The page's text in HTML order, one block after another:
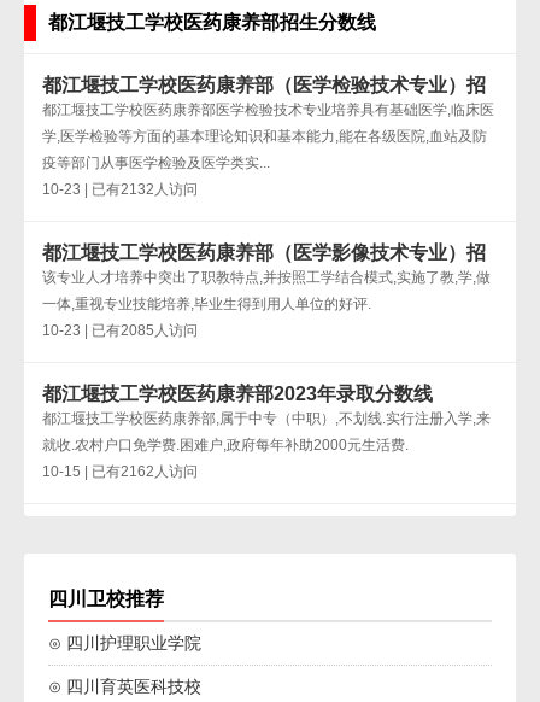
都江堰技工学校医药康养部招生分数线
都江堰技工学校医药康养部（医学检验技术专业）招
生分数线
都江堰技工学校医药康养部医学检验技术专业培养具有基础医学,临床医
学,医学检验等方面的基本理论知识和基本能力,能在各级医院,血站及防
疫等部门从事医学检验及医学类实...
10-23 | 已有2132人访问
都江堰技工学校医药康养部（医学影像技术专业）招
生分数线
该专业人才培养中突出了职教特点,并按照工学结合模式,实施了教,学,做
一体,重视专业技能培养,毕业生得到用人单位的好评.
10-23 | 已有2085人访问
都江堰技工学校医药康养部2023年录取分数线
都江堰技工学校医药康养部,属于中专（中职）,不划线.实行注册入学,来
就收.农村户口免学费.困难户,政府每年补助2000元生活费.
10-15 | 已有2162人访问
四川卫校推荐
⊙ 四川护理职业学院
⊙ 四川育英医科技校